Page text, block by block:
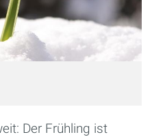
Der Frühling ist